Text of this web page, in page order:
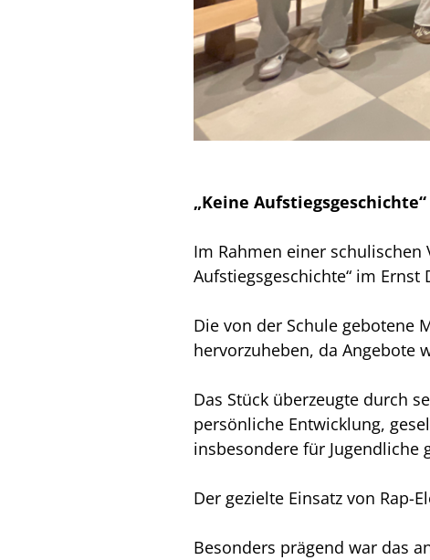
„Keine
Im Rahmen einer schulischen
Aufstiegsgeschichte“ im Ernst
Die von der Schule gebotene
hervorzuheben, da Angebote
Das Stück überzeugte durch
persönliche Entwicklung,
insbesondere für Jugendliche
Der gezielte Einsatz von
Besonders prägend war das